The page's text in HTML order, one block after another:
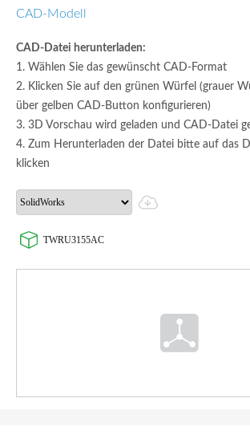
CAD-Modell
CAD-Datei herunterladen:
1. Wählen Sie das gewünscht CAD-Format
2. Klicken Sie auf den grünen Würfel (grauer
über gelben CAD-Button konfigurieren)
3. 3D Vorschau wird geladen und CAD-Datei
4. Zum Herunterladen der Datei bitte auf das
klicken
TWRU3155AC